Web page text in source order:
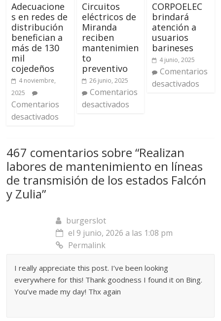
Adecuacione
s en redes de
distribución
benefician a
más de 130
mil
cojedeños
4 noviembre,
2025
Comentarios
desactivados
Circuitos
eléctricos de
Miranda
reciben
mantenimien
to
preventivo
26 junio, 2025
Comentarios
desactivados
CORPOELEC
brindará
atención a
usuarios
barineses
4 junio, 2025
Comentarios
desactivados
467 comentarios sobre “Realizan
labores de mantenimiento en líneas
de transmisión de los estados Falcón
y Zulia”
burgerslot
el 9 junio, 2026 a las 1:08 pm
Permalink
I really appreciate this post. I’ve been looking
everywhere for this! Thank goodness I found it on Bing.
You’ve made my day! Thx again